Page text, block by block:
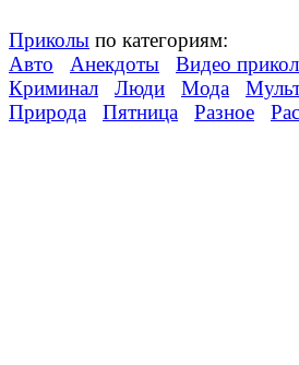
Приколы по категориям:
Авто
Анекдоты Видео
Криминал
Люди Мода
Природа
Пятница Разное